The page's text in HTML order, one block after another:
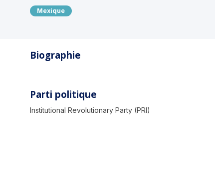
Mexique
Biographie
Parti politique
Institutional Revolutionary Party (PRI)